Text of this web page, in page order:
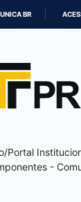
BR
/Portal
-